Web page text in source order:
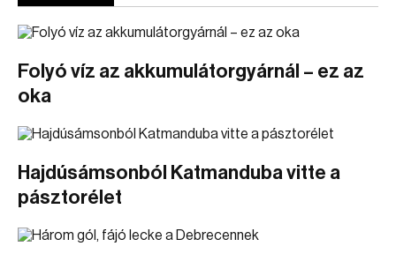
Folyó víz az akkumulátorgyárnál – ez az
oka
Hajdúsámsonból Katmanduba vitte a
pásztorélet